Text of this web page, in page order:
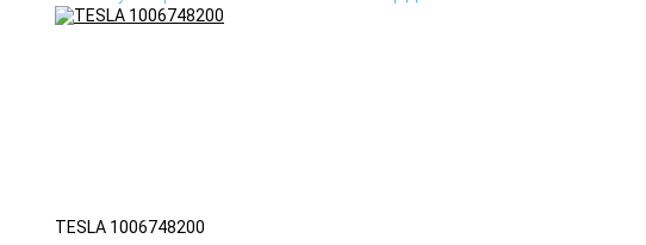
TESLA 1006748200